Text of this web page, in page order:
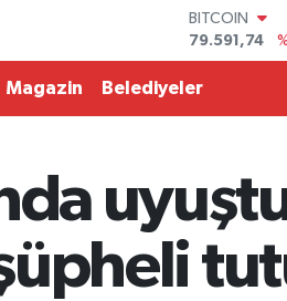
BITCOIN
79.591,74
DOLAR
G.ALTIN
6862,09000
BİST100
14.598,00
Magazin Belediyeler